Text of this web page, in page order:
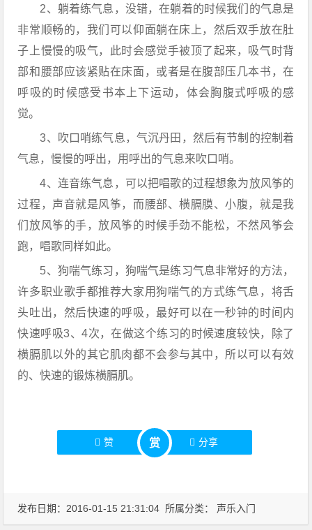
2、躺着练气息，没错，在躺着的时候我们的气息是
非常顺畅的，我们可以仰面躺在床上，然后双手放在肚
子上慢慢的吸气，此时会感觉手被顶了起来，吸气时背
部和腰部应该紧贴在床面，或者是在腹部压几本书，在
呼吸的时候感受书本上下运动，体会胸腹式呼吸的感
觉。
3、吹口哨练气息，气沉丹田，然后有节制的控制着
气息，慢慢的呼出，用呼出的气息来吹口哨。
4、连音练气息，可以把唱歌的过程想象为放风筝的
过程，声音就是风筝，而腰部、横膈膜、小腹，就是我
们放风筝的手，放风筝的时候手劲不能松，不然风筝会
跑，唱歌同样如此。
5、狗喘气练习，狗喘气是练习气息非常好的方法，
许多职业歌手都推荐大家用狗喘气的方式练气息，将舌
头吐出，然后快速的呼吸，最好可以在一秒钟的时间内
快速呼吸3、4次，在做这个练习的时候速度较快，除了
横膈肌以外的其它肌肉都不会参与其中，所以可以有效
的、快速的锻炼横膈肌。
赞 赏 分享
发布日期：2016-01-15 21:31:04 所属分类： 声乐入门